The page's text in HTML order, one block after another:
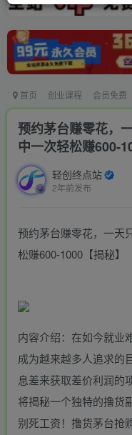
首页 创业课程 会员免费
预约茅台赚零花，
中一次轻松赚600-
轻创终点站
2年前发布
预约茅台赚零花，一天
松赚600-1000【揭秘】
内容介绍：在如今就业
成为越来越多人追求的
息差来获取差价利润的
将揭秘一个独特的撸
别死工资！撸货茅台抢